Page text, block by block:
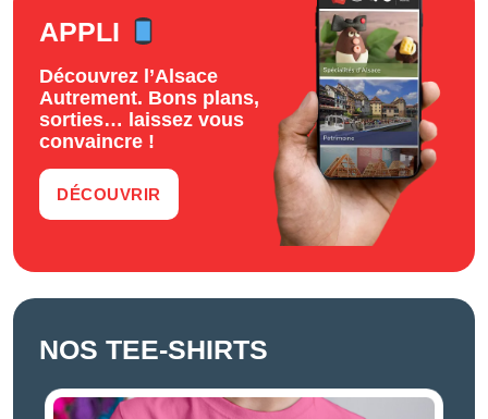
APPLI
Découvrez l’Alsace
Autrement. Bons plans,
sorties… laissez vous
convaincre !
DÉCOUVRIR
NOS TEE-SHIRTS